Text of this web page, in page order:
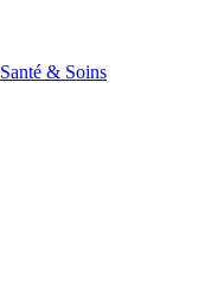
Santé & Soins